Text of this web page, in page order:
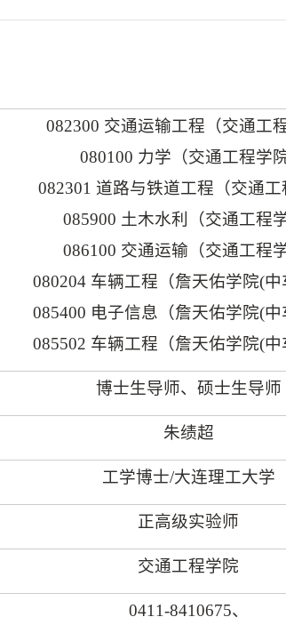
082300 交通运输工程（交通工
080100 力学（交通工程学院
082301 道路与铁道工程（交通工
085900 土木水利（交通工程
086100 交通运输（交通工程学
080204 车辆工程（詹天佑学院(中
085400 电子信息（詹天佑学院(中
085502 车辆工程（詹天佑学院(中
博士生导师、硕士生导师
朱绩超
工学博士/大连理工大学
正高级实验师
交通工程学院
0411-8410675、